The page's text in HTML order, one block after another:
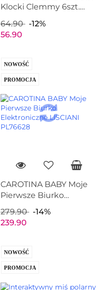
Klocki Clemmy 6szt.
17427
64.90
-12%
56.90
NOWOŚĆ
PROMOCJA
CAROTINA BABY Moje
Pierwsze Biurko
PL76628
279.90
-14%
239.90
NOWOŚĆ
PROMOCJA